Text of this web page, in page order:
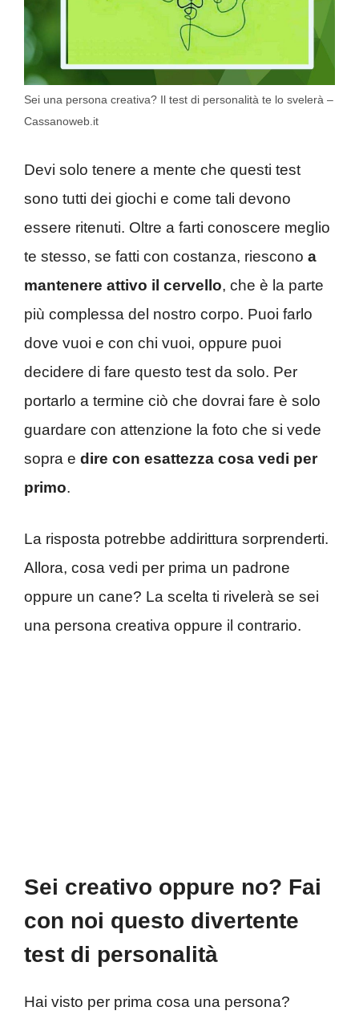
Sei una persona creativa? Il test di personalità te lo svelerà –
Cassanoweb.it
Devi solo tenere a mente che questi test
sono tutti dei giochi e come tali devono
essere ritenuti. Oltre a farti conoscere meglio
te stesso, se fatti con costanza, riescono a
mantenere attivo il cervello, che è la parte
più complessa del nostro corpo. Puoi farlo
dove vuoi e con chi vuoi, oppure puoi
decidere di fare questo test da solo. Per
portarlo a termine ciò che dovrai fare è solo
guardare con attenzione la foto che si vede
sopra e dire con esattezza cosa vedi per
primo.
La risposta potrebbe addirittura sorprenderti.
Allora, cosa vedi per prima un padrone
oppure un cane? La scelta ti rivelerà se sei
una persona creativa oppure il contrario.
Sei creativo oppure no? Fai
con noi questo divertente
test di personalità
Hai visto per prima cosa una persona?